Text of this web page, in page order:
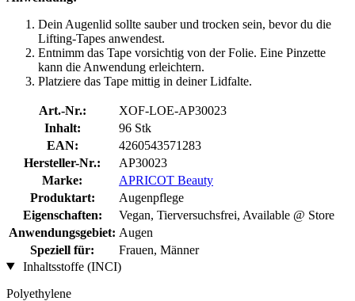
Dein Augenlid sollte sauber und trocken sein, bevor du die
Lifting-Tapes anwendest.
Entnimm das Tape vorsichtig von der Folie. Eine Pinzette
kann die Anwendung erleichtern.
Platziere das Tape mittig in deiner Lidfalte.
Art.-Nr.:
XOF-LOE-AP30023
Inhalt:
96 Stk
EAN:
4260543571283
Hersteller-Nr.:
AP30023
Marke:
APRICOT Beauty
Produktart:
Augenpflege
Eigenschaften:
Vegan, Tierversuchsfrei, Available @ Store
Anwendungsgebiet: Augen
Speziell für:
Frauen, Männer
Inhaltsstoffe (INCI)
Polyethylene